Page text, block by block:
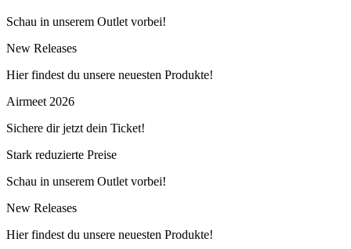
Schau in unserem Outlet vorbei!
New Releases
Hier findest du unsere neuesten Produkte!
Airmeet 2026
Sichere dir jetzt dein Ticket!
Stark reduzierte Preise
Schau in unserem Outlet vorbei!
New Releases
Hier findest du unsere neuesten Produkte!